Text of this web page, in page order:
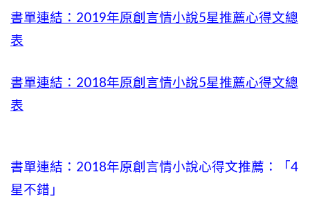
書單連結：2019年原創言情小說5星推薦心得文總
表
書單連結：2018年原創言情小說5星推薦心得文總
表
書單連結：2018年原創言情小說心得文推薦：「4
星不錯」